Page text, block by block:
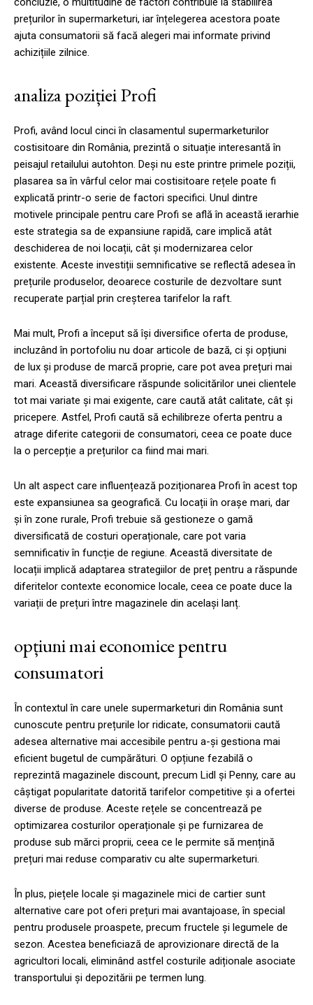
prețurilor în supermarketuri, iar înțelegerea acestora poate
ajuta consumatorii să facă alegeri mai informate privind
achizițiile zilnice.
analiza poziției Profi
Profi, având locul cinci în clasamentul supermarketurilor
costisitoare din România, prezintă o situație interesantă în
peisajul retailului autohton. Deși nu este printre primele poziții,
plasarea sa în vârful celor mai costisitoare rețele poate fi
explicată printr-o serie de factori specifici. Unul dintre
motivele principale pentru care Profi se află în această ierarhie
este strategia sa de expansiune rapidă, care implică atât
deschiderea de noi locații, cât și modernizarea celor
existente. Aceste investiții semnificative se reflectă adesea în
prețurile produselor, deoarece costurile de dezvoltare sunt
recuperate parțial prin creșterea tarifelor la raft.
Mai mult, Profi a început să își diversifice oferta de produse,
incluzând în portofoliu nu doar articole de bază, ci și opțiuni
de lux și produse de marcă proprie, care pot avea prețuri mai
mari. Această diversificare răspunde solicitărilor unei clientele
tot mai variate și mai exigente, care caută atât calitate, cât și
pricepere. Astfel, Profi caută să echilibreze oferta pentru a
atrage diferite categorii de consumatori, ceea ce poate duce
la o percepție a prețurilor ca fiind mai mari.
Un alt aspect care influențează poziționarea Profi în acest top
este expansiunea sa geografică. Cu locații în orașe mari, dar
și în zone rurale, Profi trebuie să gestioneze o gamă
diversificată de costuri operaționale, care pot varia
semnificativ în funcție de regiune. Această diversitate de
locații implică adaptarea strategiilor de preț pentru a răspunde
diferitelor contexte economice locale, ceea ce poate duce la
variații de prețuri între magazinele din același lanț.
opțiuni mai economice pentru
consumatori
În contextul în care unele supermarketuri din România sunt
cunoscute pentru prețurile lor ridicate, consumatorii caută
adesea alternative mai accesibile pentru a-și gestiona mai
eficient bugetul de cumpărături. O opțiune fezabilă o
reprezintă magazinele discount, precum Lidl și Penny, care au
câștigat popularitate datorită tarifelor competitive și a ofertei
diverse de produse. Aceste rețele se concentrează pe
optimizarea costurilor operaționale și pe furnizarea de
produse sub mărci proprii, ceea ce le permite să mențină
prețuri mai reduse comparativ cu alte supermarketuri.
În plus, piețele locale și magazinele mici de cartier sunt
alternative care pot oferi prețuri mai avantajoase, în special
pentru produsele proaspete, precum fructele și legumele de
sezon. Acestea beneficiază de aprovizionare directă de la
agricultori locali, eliminând astfel costurile adiționale asociate
transportului și depozitării pe termen lung.